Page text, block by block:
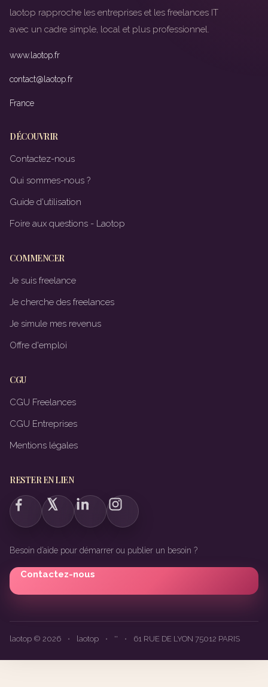
laotop rapproche les entreprises et les freelances IT
avec un cadre simple, local et plus professionnel.
www.laotop.fr
contact@laotop.fr
France
DÉCOUVRIR
Contactez-nous
Qui sommes-nous ?
Guide d'utilisation
Foire aux questions - Laotop
COMMENCER
Je suis freelance
Je cherche des freelances
Je simule mes revenus
Offre d'emploi
CGU
CGU Freelances
CGU Entreprises
Mentions légales
RESTER EN LIEN
Besoin d’aide pour démarrer ou publier un besoin ?
Contactez-nous
laotop © 2026 • laotop • '' • 61 RUE DE LYON 75012 PARIS